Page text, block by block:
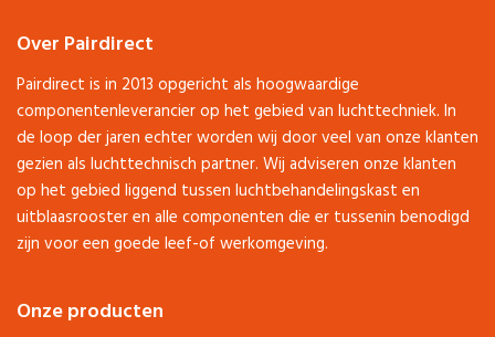
Over Pairdirect
Pairdirect is in 2013 opgericht als hoogwaardige
componentenleverancier op het gebied van luchttechniek. In
de loop der jaren echter worden wij door veel van onze klanten
gezien als luchttechnisch partner. Wij adviseren onze klanten
op het gebied liggend tussen luchtbehandelingskast en
uitblaasrooster en alle componenten die er tussenin benodigd
zijn voor een goede leef-of werkomgeving.
Onze producten